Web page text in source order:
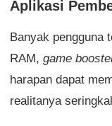
Aplikasi
Banyak pengguna
RAM, game
harapan dapat
realitanya